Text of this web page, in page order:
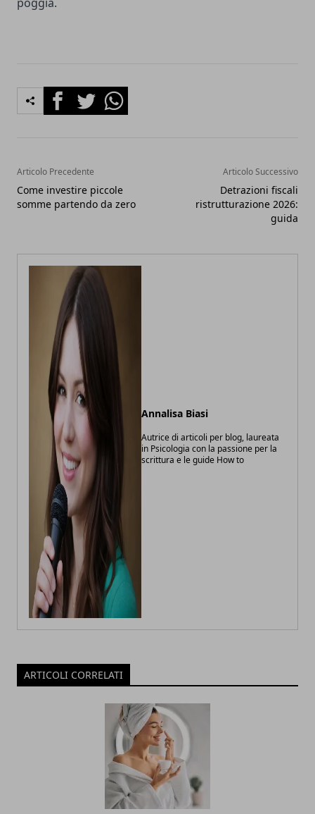
FacebookTwitterWhatsapp
Articolo Precedente
Come investire piccole
somme partendo da zero
Articolo Successivo
Detrazioni fiscali
ristrutturazione 2026:
guida
Annalisa Biasi
Autrice di articoli per blog, laureata
in Psicologia con la passione per la
scrittura e le guide How to
ARTICOLI CORRELATI